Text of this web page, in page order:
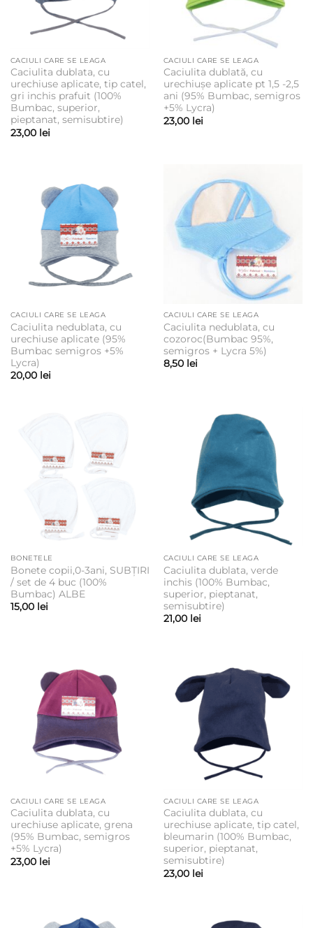
CACIULI CARE SE LEAGA
Caciulita dublata, cu
urechiuse aplicate, tip catel,
gri inchis prafuit (100%
Bumbac, superior,
pieptanat, semisubtire)
23,00 lei
CACIULI CARE SE LEAGA
Caciulita dublată, cu
urechiușe aplicate pt 1,5 -2,5
ani (95% Bumbac, semigros
+5% Lycra)
23,00 lei
CACIULI CARE SE LEAGA
Caciulita nedublata, cu
urechiuse aplicate (95%
Bumbac semigros +5%
Lycra)
20,00 lei
CACIULI CARE SE LEAGA
Caciulita nedublata, cu
cozoroc(Bumbac 95%,
semigros + Lycra 5%)
8,50 lei
BONETELE
Bonete copii,0-3ani, SUBȚIRI
/ set de 4 buc (100%
Bumbac) ALBE
15,00 lei
CACIULI CARE SE LEAGA
Caciulita dublata, verde
inchis (100% Bumbac,
superior, pieptanat,
semisubtire)
21,00 lei
CACIULI CARE SE LEAGA
Caciulita dublata, cu
urechiuse aplicate, grena
(95% Bumbac, semigros
+5% Lycra)
23,00 lei
CACIULI CARE SE LEAGA
Caciulita dublata, cu
urechiuse aplicate, tip catel,
bleumarin (100% Bumbac,
superior, pieptanat,
semisubtire)
23,00 lei